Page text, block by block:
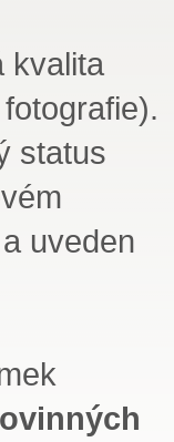
kvalita
status
uveden